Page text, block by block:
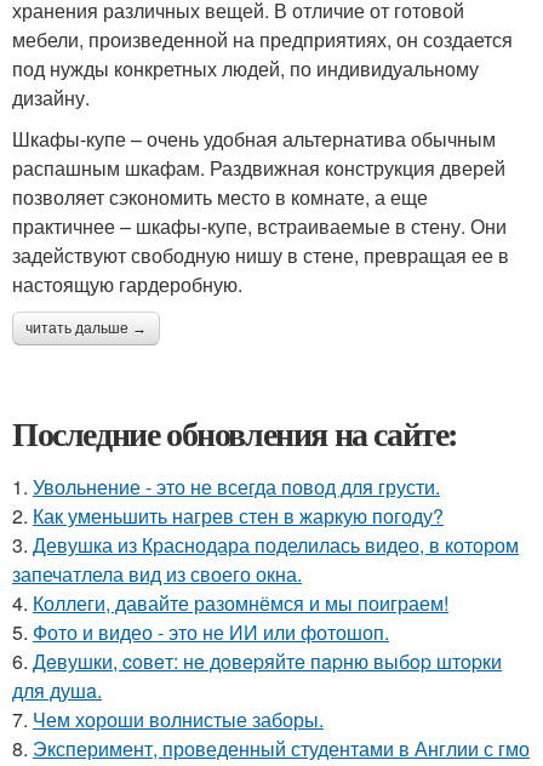
хранения различных вещей. В отличие от готовой
мебели, произведенной на предприятиях, он создается
под нужды конкретных людей, по индивидуальному
дизайну.
Шкафы-купе – очень удобная альтернатива обычным
распашным шкафам. Раздвижная конструкция дверей
позволяет сэкономить место в комнате, а еще
практичнее – шкафы-купе, встраиваемые в стену. Они
задействуют свободную нишу в стене, превращая ее в
настоящую гардеробную.
читать дальше →
Последние обновления на сайте:
1. Увольнение - это не всегда повод для грусти.
2. Как уменьшить нагрев стен в жаркую погоду?
3. Девушка из Краснодара поделилась видео, в котором
запечатлела вид из своего окна.
4. Коллеги, давайте разомнёмся и мы поиграем!
5. Фото и видео - это не ИИ или фотошоп.
6. Дeвушки, coвeт: нe дoвepяйтe пapню выбop штopки
для душa.
7. Чем хороши волнистые заборы.
8. Эксперимент, проведенный студентами в Англии с гмо